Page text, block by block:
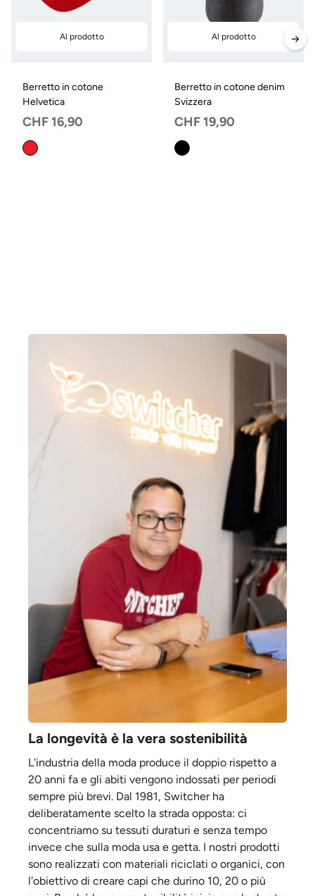
Al prodotto
Berretto in cotone
Helvetica
Prezzo
normale
CHF 16,90
Al prodotto
Berretto in cotone denim
Svizzera
Prezzo
normale
CHF 19,90
La longevità è la vera sostenibilità
L'industria della moda produce il doppio rispetto a
20 anni fa e gli abiti vengono indossati per periodi
sempre più brevi. Dal 1981, Switcher ha
deliberatamente scelto la strada opposta: ci
concentriamo su tessuti duraturi e senza tempo
invece che sulla moda usa e getta. I nostri prodotti
sono realizzati con materiali riciclati o organici, con
l'obiettivo di creare capi che durino 10, 20 o più